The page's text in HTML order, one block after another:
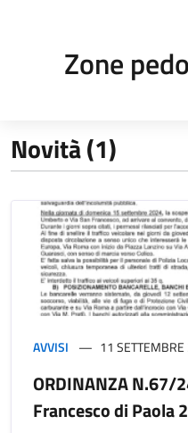
Zone
Novità (1)
AVVISI 11
ORDINANZA N.67/
Francesco di Paola